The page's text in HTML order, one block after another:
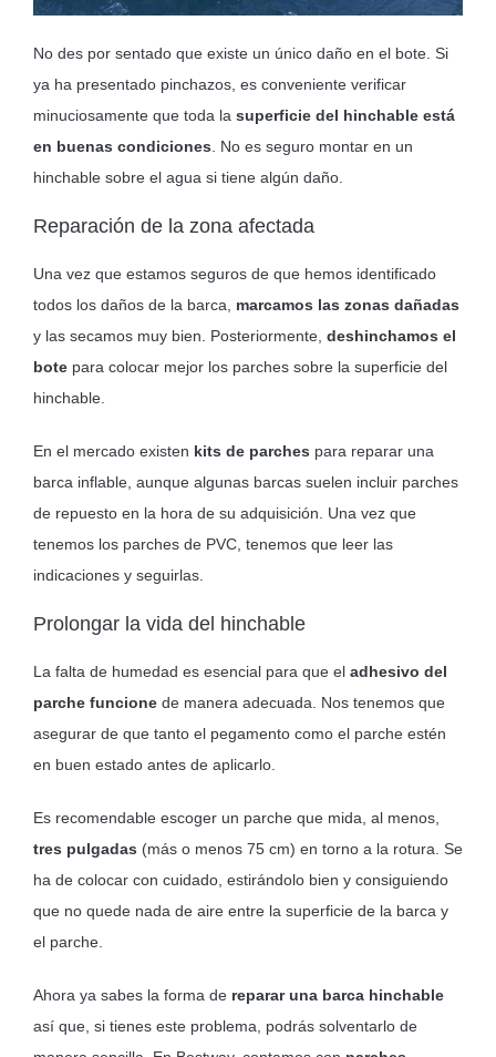
No des por sentado que existe un único daño en el bote. Si
ya ha presentado pinchazos, es conveniente verificar
minuciosamente que toda la superficie del hinchable está
en buenas condiciones . No es seguro montar en un
hinchable sobre el agua si tiene algún daño.
Reparación de la zona afectada
Una vez que estamos seguros de que hemos identificado
todos los daños de la barca, marcamos las zonas dañadas
y las secamos muy bien. Posteriormente, deshinchamos el
botepara colocar mejor los parches sobre la superficie del
hinchable.
En el mercado existen kits de parches para reparar una
barca inflable, aunque algunas barcas suelen incluir parches
de repuesto en la hora de su adquisición. Una vez que
tenemos los parches de PVC, tenemos que leer las
indicaciones y seguirlas.
Prolongar la vida del hinchable
La falta de humedad es esencial para que el adhesivo del
parche funcionede manera adecuada. Nos tenemos que
asegurar de que tanto el pegamento como el parche estén
en buen estado antes de aplicarlo.
Es recomendable escoger un parche que mida, al menos,
tres pulgadas (más o menos 75 cm) en torno a la rotura. Se
ha de colocar con cuidado, estirándolo bien y consiguiendo
que no quede nada de aire entre la superficie de la barca y
el parche.
Ahora ya sabes la forma de reparar una barca hinchable
así que, si tienes este problema, podrás solventarlo de